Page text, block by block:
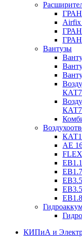
Airfix
Вантузы
AE
КИПиА и